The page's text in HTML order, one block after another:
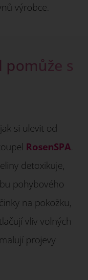
výrobce.
pomůže s
si ulevit od
RosenSPA.
detoxikuje,
pohybového
na pokožku,
vliv volných
projevy